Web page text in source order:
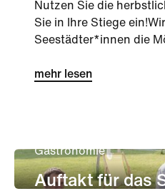
Nutzen Sie die
Sie in Ihre Stiege
Seestädter*innen die
mehr lesen
Gastronomie
Auftakt für das